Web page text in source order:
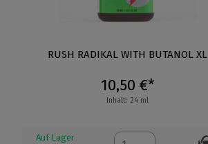
RUSH RADIKAL WITH BUTANOL XL
10,50 €*
Inhalt: 24 ml
Auf Lager